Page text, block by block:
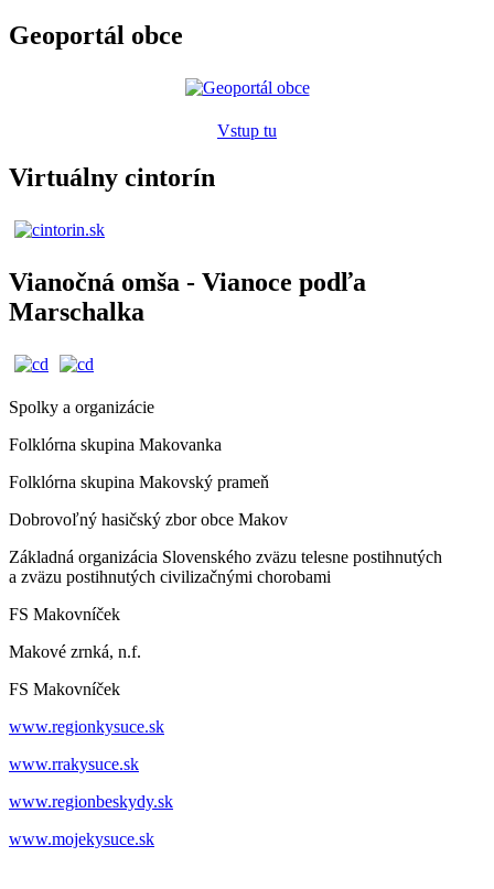
Geoportál obce
Vstup tu
Virtuálny cintorín
Vianočná omša - Vianoce podľa
Marschalka
Spolky a organizácie
Folklórna skupina Makovanka
Folklórna skupina Makovský prameň
Dobrovoľný hasičský zbor obce Makov
Základná organizácia Slovenského zväzu telesne postihnutých
a zväzu postihnutých civilizačnými chorobami
FS Makovníček
Makové zrnká, n.f.
FS Makovníček
www.regionkysuce.sk
www.rrakysuce.sk
www.regionbeskydy.sk
www.mojekysuce.sk